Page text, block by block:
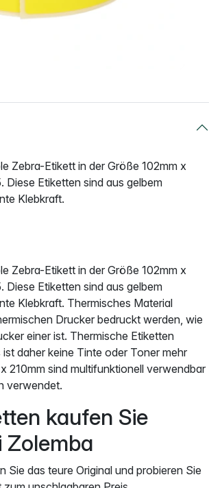
Zebra-Etikett in der Größe 102mm x
Etiketten sind aus gelbem
Klebkraft.
Zebra-Etikett in der Größe 102mm x
Etiketten sind aus gelbem
Klebkraft. Thermisches Material
Drucker bedruckt werden, wie
einer ist. Thermische Etiketten
daher keine Tinte oder Toner mehr
210mm sind multifunktionell verwendbar
verwendet.
kaufen Sie
Zolemba
Sie das teure Original und probieren Sie